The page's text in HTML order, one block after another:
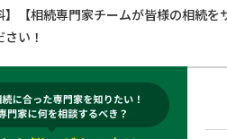
】【相続専門家チームが皆様の相続
い！